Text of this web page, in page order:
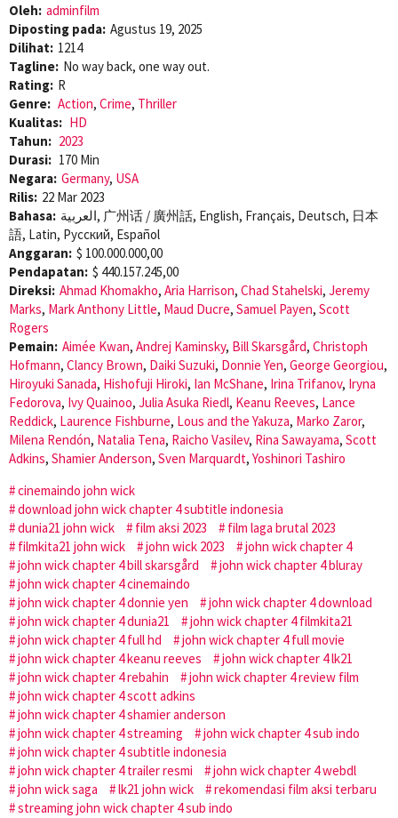
Oleh: adminfilm
Diposting pada: Agustus 19, 2025
Dilihat: 1214
Tagline: No way back, one way out.
Rating: R
Genre: Action, Crime, Thriller
Kualitas: HD
Tahun: 2023
Durasi: 170 Min
Negara: Germany, USA
Rilis: 22 Mar 2023
Bahasa: العربية, 广州话 / 廣州話, English, Français, Deutsch, 日本
語, Latin, Pусский, Español
Anggaran: $ 100.000.000,00
Pendapatan: $ 440.157.245,00
Direksi: Ahmad Khomakho, Aria Harrison, Chad Stahelski, Jeremy
Marks, Mark Anthony Little, Maud Ducre, Samuel Payen, Scott
Rogers
Pemain: Aimée Kwan, Andrej Kaminsky, Bill Skarsgård, Christoph
Hofmann, Clancy Brown, Daiki Suzuki, Donnie Yen, George Georgiou,
Hiroyuki Sanada, Hishofuji Hiroki, Ian McShane, Irina Trifanov, Iryna
Fedorova, Ivy Quainoo, Julia Asuka Riedl, Keanu Reeves, Lance
Reddick, Laurence Fishburne, Lous and the Yakuza, Marko Zaror,
Milena Rendón, Natalia Tena, Raicho Vasilev, Rina Sawayama, Scott
Adkins, Shamier Anderson, Sven Marquardt, Yoshinori Tashiro
cinemaindo john wick
download john wick chapter 4 subtitle indonesia
dunia21 john wick
film aksi 2023
film laga brutal 2023
filmkita21 john wick
john wick 2023
john wick chapter 4
john wick chapter 4 bill skarsgård
john wick chapter 4 bluray
john wick chapter 4 cinemaindo
john wick chapter 4 donnie yen
john wick chapter 4 download
john wick chapter 4 dunia21
john wick chapter 4 filmkita21
john wick chapter 4 full hd
john wick chapter 4 full movie
john wick chapter 4 keanu reeves
john wick chapter 4 lk21
john wick chapter 4 rebahin
john wick chapter 4 review film
john wick chapter 4 scott adkins
john wick chapter 4 shamier anderson
john wick chapter 4 streaming
john wick chapter 4 sub indo
john wick chapter 4 subtitle indonesia
john wick chapter 4 trailer resmi
john wick chapter 4 webdl
john wick saga
lk21 john wick
rekomendasi film aksi terbaru
streaming john wick chapter 4 sub indo